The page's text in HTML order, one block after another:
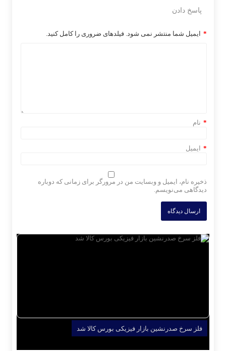
پاسخ دادن
ایمیل شما منتشر نمی شود. فیلدهای ضروری را کامل کنید. *
نام *
ایمیل *
ذخیره نام، ایمیل و وبسایت من در مرورگر برای زمانی که دوباره
دیدگاهی می‌نویسم.
فلز سرخ صدرنشین بازار فیزیکی بورس کالا شد